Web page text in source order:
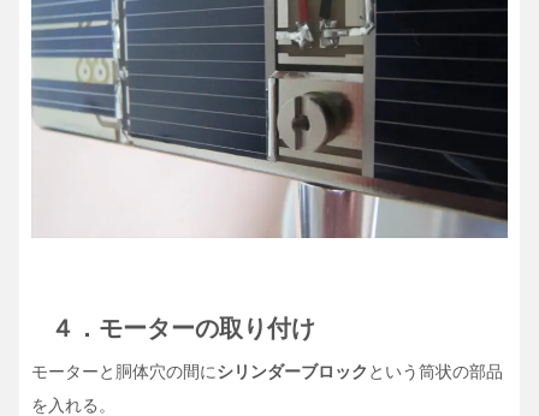
４．モーターの取り付け
モーターと胴体穴の間にシリンダーブロック という筒状の部品
を入れる。